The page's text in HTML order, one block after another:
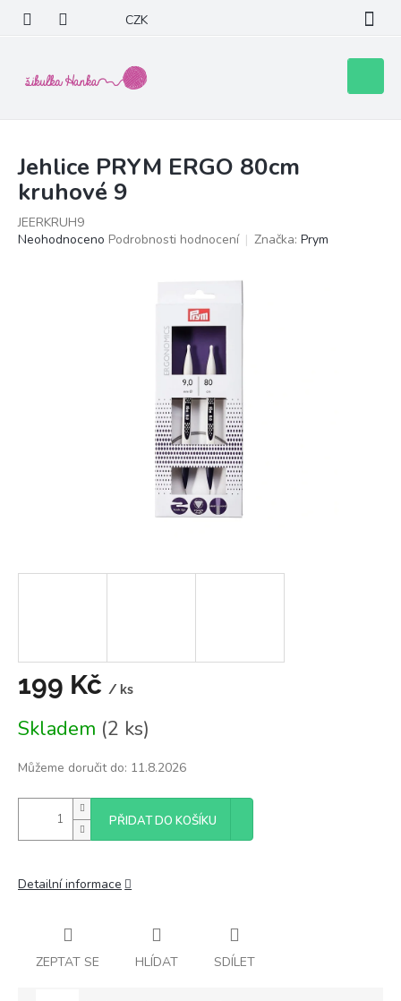
obsah
CZK
košík
Jehlice PRYM ERGO 80cm
kruhové 9
JEERKRUH9
Průměrné
Neohodnoceno Podrobnosti hodnocení Značka: Prym
199 Kč / ks
cena:
Skladem (2 ks)
Můžeme doručit do: 11.8.2026
PŘIDAT DO KOŠÍKU
Detailní informace
ZEPTAT SE HLÍDAT SDÍLET